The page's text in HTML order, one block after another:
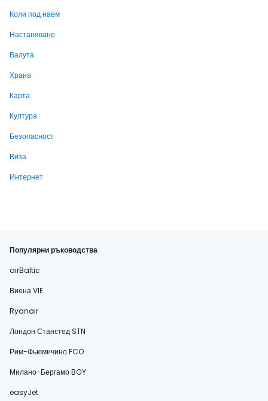
Коли под наем
Настаняване
Валута
Храна
Карта
Култура
Безопасност
Виза
Интернет
Популярни ръководства
airBaltic
Виена VIE
Ryanair
Лондон Станстед STN
Рим-Фьюмичино FCO
Милано-Бергамо BGY
easyJet